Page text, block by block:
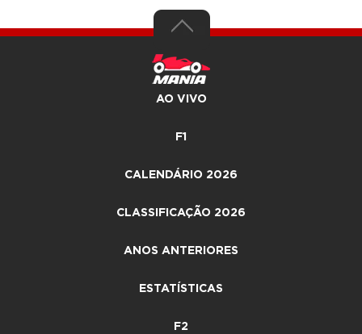
AO VIVO
F1
CALENDÁRIO 2026
CLASSIFICAÇÃO 2026
ANOS ANTERIORES
ESTATÍSTICAS
F2